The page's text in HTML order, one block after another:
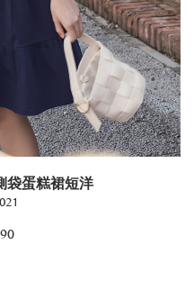
袋蛋糕裙短洋